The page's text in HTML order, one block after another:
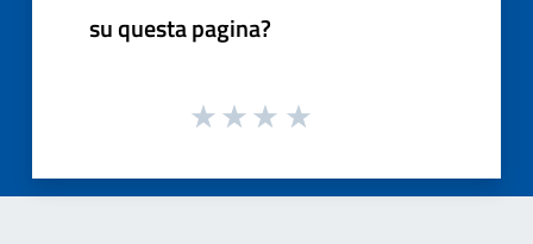
su questa pagina?